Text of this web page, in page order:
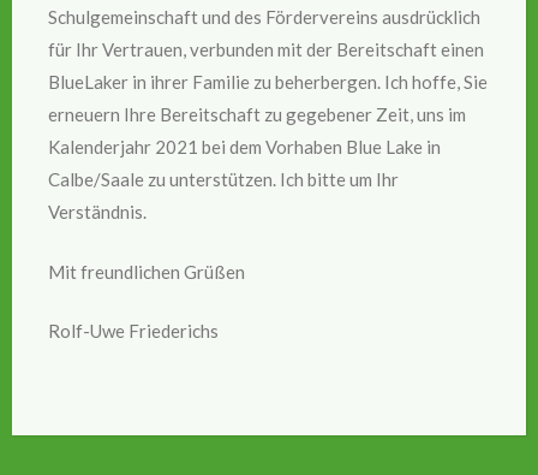
Schulgemeinschaft und des Fördervereins ausdrücklich
für Ihr Vertrauen, verbunden mit der Bereitschaft einen
BlueLaker in ihrer Familie zu beherbergen. Ich hoffe, Sie
erneuern Ihre Bereitschaft zu gegebener Zeit, uns im
Kalenderjahr 2021 bei dem Vorhaben Blue Lake in
Calbe/Saale zu unterstützen. Ich bitte um Ihr
Verständnis.
Mit freundlichen Grüßen
Rolf-Uwe Friederichs